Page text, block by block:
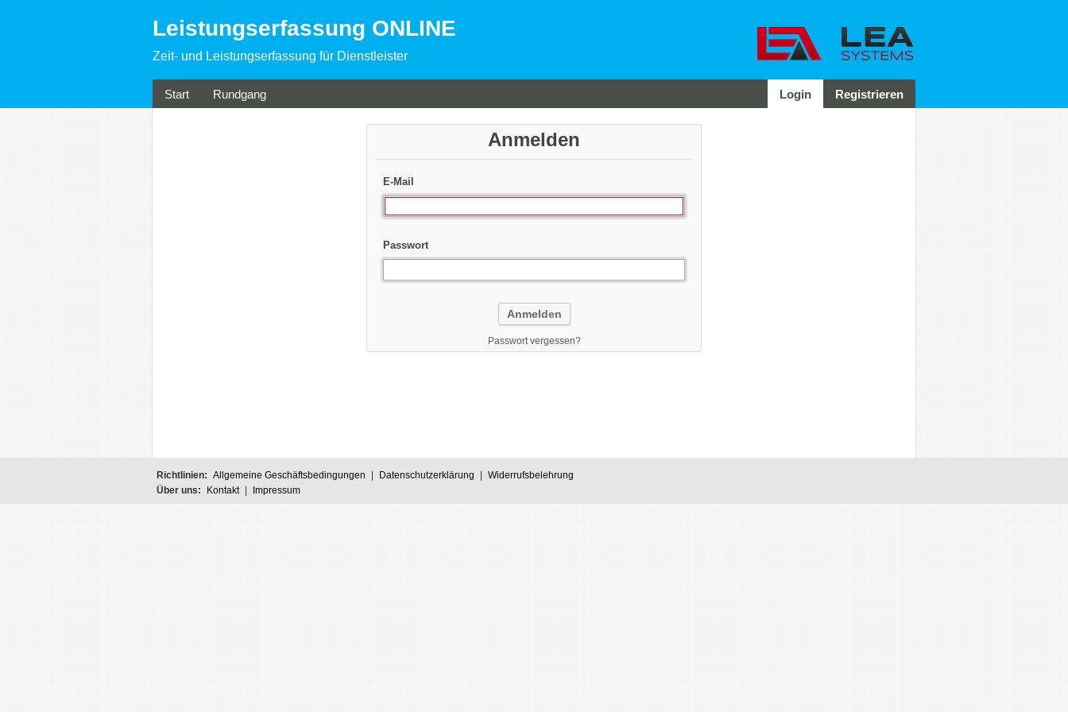
Leistungserfassung ONLINE
Zeit- und Leistungserfassung für Dienstleister
Start Rundgang Login Registrieren
Anmelden
E-Mail
Passwort
Passwort vergessen?
Richtlinien: Allgemeine Geschäftsbedingungen Datenschutzerklärung
Widerrufsbelehrung
Über uns:
Kontakt Impressum